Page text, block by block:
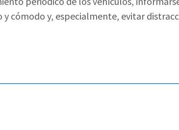
cómodo y, especialmente, evitar